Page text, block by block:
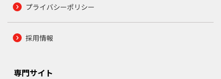
プライバシーポリシー
採用情報
専門サイト